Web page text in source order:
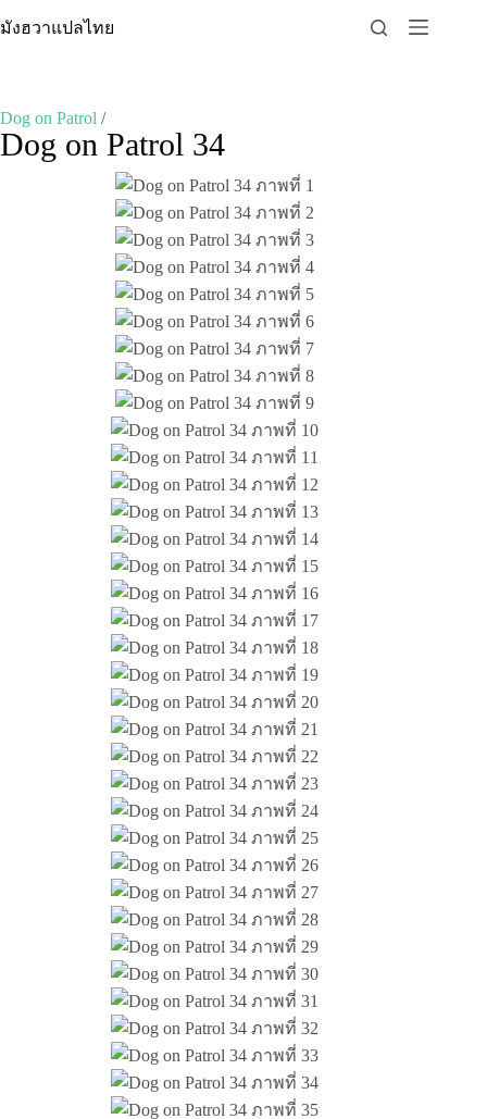
to
มังฮวาแปลไทย
Dog on Patrol /
Dog on Patrol 34